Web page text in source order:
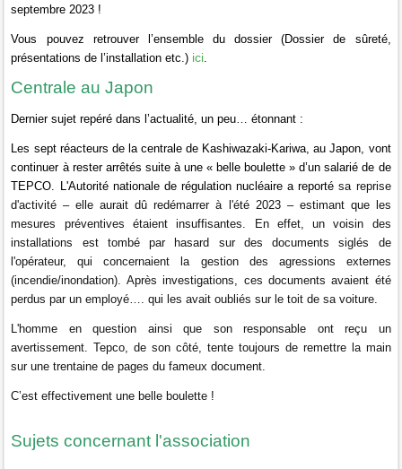
septembre 2023 !
Vous pouvez retrouver l’ensemble du dossier (Dossier de sûreté,
présentations de l’installation etc.) ici.
Centrale au Japon
Dernier sujet repéré dans l’actualité, un peu… étonnant :
Les sept réacteurs de la centrale de Kashiwazaki-Kariwa, au Japon, vont
continuer à rester arrêtés suite à une « belle boulette » d’un salarié de de
TEPCO. L'Autorité nationale de régulation nucléaire a reporté sa reprise
d'activité – elle aurait dû redémarrer à l'été 2023 – estimant que les
mesures préventives étaient insuffisantes. En effet, unvoisin des
installations est tombé par hasard sur des documents siglés de
l'opérateur, qui concernaient la gestion des agressions externes
(incendie/inondation). Après investigations, ces documents avaient été
perdus par un employé…. qui les avait oubliés sur le toit de sa voiture.
L'homme en question ainsi que son responsable ont reçu un
avertissement. Tepco, de son côté, tente toujours de remettre la main
sur une trentaine de pages du fameux document.
C’est effectivement une belle boulette !
Sujets concernant l'association